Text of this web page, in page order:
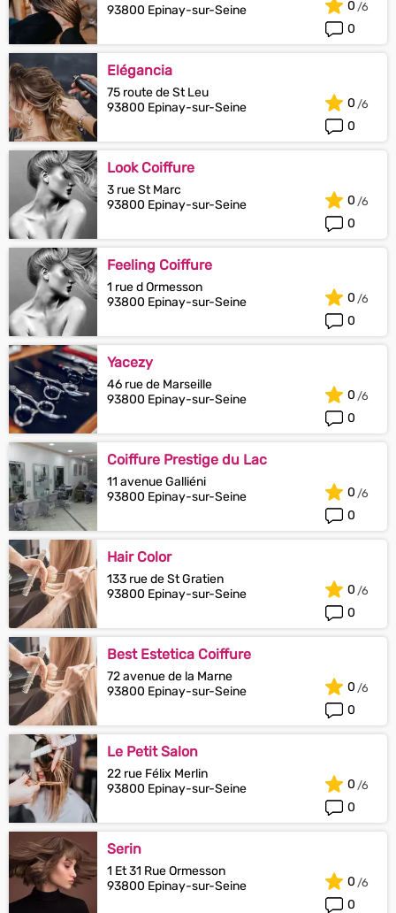
93800 Epinay-sur-Seine
0
0
Elégancia
75 route de St Leu
93800 Epinay-sur-Seine
0
0
Look Coiffure
3 rue St Marc
93800 Epinay-sur-Seine
0
0
Feeling Coiffure
1 rue d Ormesson
93800 Epinay-sur-Seine
0
0
Yacezy
46 rue de Marseille
93800 Epinay-sur-Seine
0
0
Coiffure Prestige du Lac
11 avenue Galliéni
93800 Epinay-sur-Seine
0
0
Hair Color
133 rue de St Gratien
93800 Epinay-sur-Seine
0
0
Best Estetica Coiffure
72 avenue de la Marne
93800 Epinay-sur-Seine
0
0
Le Petit Salon
22 rue Félix Merlin
93800 Epinay-sur-Seine
0
0
Serin
1 Et 31 Rue Ormesson
93800 Epinay-sur-Seine
0
0